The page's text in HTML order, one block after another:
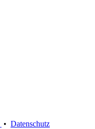
• Datenschutz